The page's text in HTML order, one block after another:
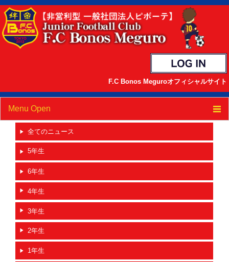
F.C Bonos Meguroオフィシャルサイト
Menu Open
TOP
ニュース
クラブ紹介
スケジュール
選手/スタッフ
ブログ
グラウンドマップ
全てのニュース
5年生
6年生
4年生
3年生
2年生
1年生